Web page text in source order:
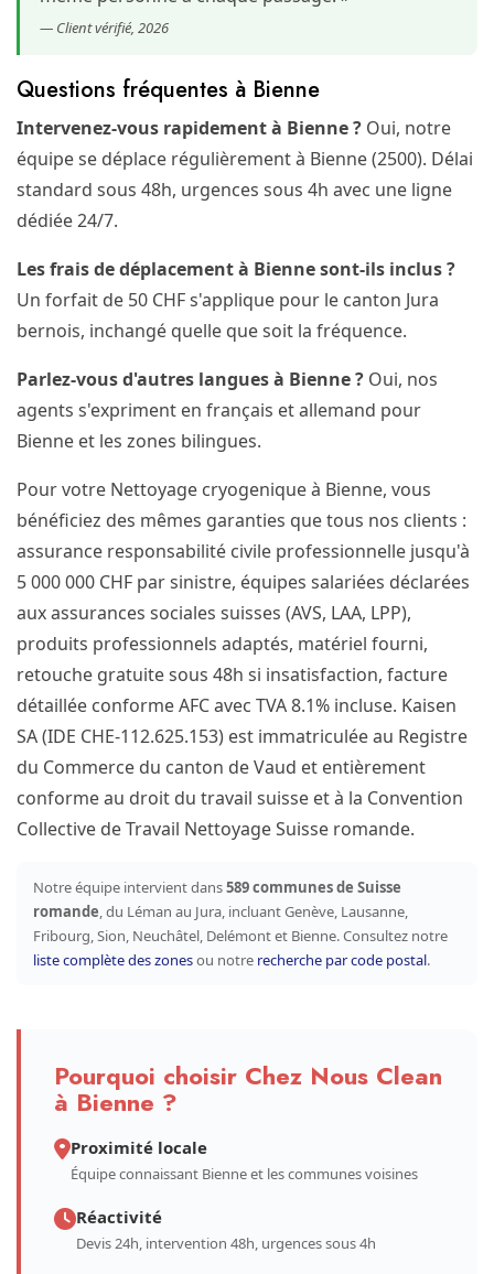
— Client vérifié, 2026
Questions fréquentes à Bienne
Intervenez-vous rapidement à Bienne ? Oui, notre
équipe se déplace régulièrement à Bienne (2500). Délai
standard sous 48h, urgences sous 4h avec une ligne
dédiée 24/7.
Les frais de déplacement à Bienne sont-ils inclus ?
Un forfait de 50 CHF s'applique pour le canton Jura
bernois, inchangé quelle que soit la fréquence.
Parlez-vous d'autres langues à Bienne ? Oui, nos
agents s'expriment en français et allemand pour
Bienne et les zones bilingues.
Pour votre Nettoyage cryogenique à Bienne, vous
bénéficiez des mêmes garanties que tous nos clients :
assurance responsabilité civile professionnelle jusqu'à
5 000 000 CHF par sinistre, équipes salariées déclarées
aux assurances sociales suisses (AVS, LAA, LPP),
produits professionnels adaptés, matériel fourni,
retouche gratuite sous 48h si insatisfaction, facture
détaillée conforme AFC avec TVA 8.1% incluse. Kaisen
SA (IDE CHE-112.625.153) est immatriculée au Registre
du Commerce du canton de Vaud et entièrement
conforme au droit du travail suisse et à la Convention
Collective de Travail Nettoyage Suisse romande.
Notre équipe intervient dans589 communes de Suisse
romande, du Léman au Jura, incluant Genève, Lausanne,
Fribourg, Sion, Neuchâtel, Delémont et Bienne. Consultez notre
liste complète des zonesou notre recherche par code postal.
Pourquoi choisir Chez Nous Clean
à Bienne ?
Proximité locale
Équipe connaissant Bienne et les communes voisines
Réactivité
Devis 24h, intervention 48h, urgences sous 4h